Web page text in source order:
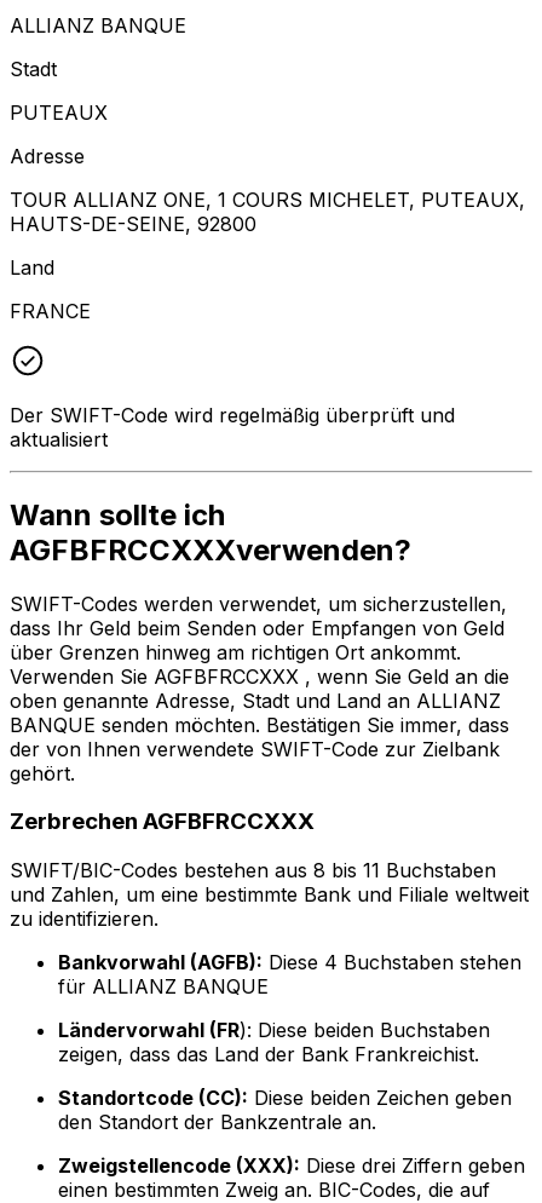
ALLIANZ BANQUE
Stadt
PUTEAUX
Adresse
TOUR ALLIANZ ONE, 1 COURS MICHELET, PUTEAUX,
HAUTS-DE-SEINE, 92800
Land
FRANCE
Der SWIFT-Code wird regelmäßig überprüft und
aktualisiert
Wann sollte ich
AGFBFRCCXXXverwenden?
SWIFT-Codes werden verwendet, um sicherzustellen,
dass Ihr Geld beim Senden oder Empfangen von Geld
über Grenzen hinweg am richtigen Ort ankommt.
Verwenden Sie AGFBFRCCXXX , wenn Sie Geld an die
oben genannte Adresse, Stadt und Land an ALLIANZ
BANQUE senden möchten. Bestätigen Sie immer, dass
der von Ihnen verwendete SWIFT-Code zur Zielbank
gehört.
Zerbrechen AGFBFRCCXXX
SWIFT/BIC-Codes bestehen aus 8 bis 11 Buchstaben
und Zahlen, um eine bestimmte Bank und Filiale weltweit
zu identifizieren.
Bankvorwahl (AGFB): Diese 4 Buchstaben stehen
für ALLIANZ BANQUE
Ländervorwahl (FR): Diese beiden Buchstaben
zeigen, dass das Land der Bank Frankreichist.
Standortcode (CC): Diese beiden Zeichen geben
den Standort der Bankzentrale an.
Zweigstellencode (XXX): Diese drei Ziffern geben
einen bestimmten Zweig an. BIC-Codes, die auf